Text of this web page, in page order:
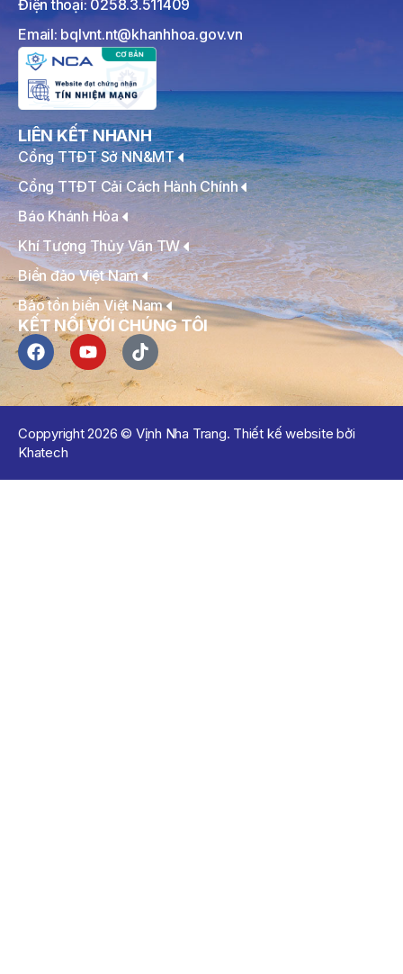
Điện thoại: 0258.3.511409
Email: bqlvnt.nt@khanhhoa.gov.vn
LIÊN KẾT NHANH
Cổng TTĐT Sở NN&MT
Cổng TTĐT Cải Cách Hành Chính
Báo Khánh Hòa
Khí Tượng Thủy Văn TW
Biển đảo Việt Nam
Bảo tồn biển Việt Nam
KẾT NỐI VỚI CHÚNG TÔI
Coppyright 2026 © Vịnh Nha Trang. Thiết kế website bởi
Khatech